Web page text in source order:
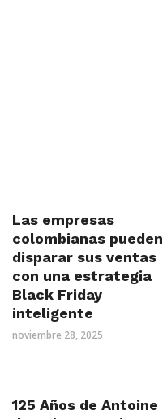
Las empresas
colombianas pueden
disparar sus ventas
con una estrategia
Black Friday
inteligente
noviembre 28, 2025
125 Años de Antoine